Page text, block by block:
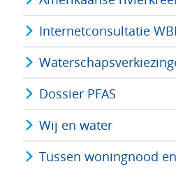
Internetconsultatie
Dossier PFAS
Wij en water
Tussen woningnood